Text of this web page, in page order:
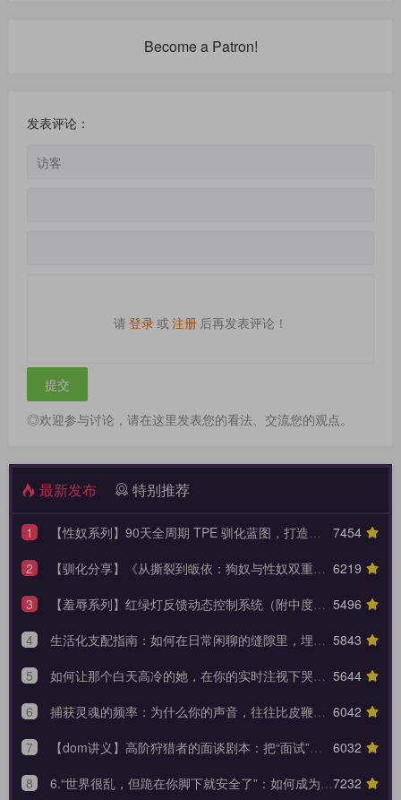
Become a Patron!
发表评论：
请登录或 注册 后再发表评论！
◎欢迎参与讨论，请在这里发表您的看法、交流您的观点。
最新发布 特别推荐
7454
1
【性奴系列】90天全周期 TPE 驯化蓝图，打造永不背叛的K6性奴归宿
6219
2
【驯化分享】《从撕裂到皈依：狗奴与性奴双重身份转换的权力美学》90天全周期身份转换训练日志模板
5496
3
【羞辱系列】红绿灯反馈动态控制系统（附中度羞辱的3大安全底线）
5843
4
生活化支配指南：如何在日常闲聊的缝隙里，埋下让她瞬间腿软的言语钩子？
5644
5
如何让那个白天高冷的她，在你的实时注视下哭着承认内心的荒芜？
6042
6
捕获灵魂的频率：为什么你的声音，往往比皮鞭更能让她战栗？
6032
7
【dom讲义】高阶狩猎者的面谈剧本：把“面试”变成一场让对方沉沦的心理外科手术。
7232
8
6.“世界很乱，但跪在你脚下就安全了”：如何成为 Brat 生命中唯一的锚点与终极归宿？【Brat心奴系列-第六期】